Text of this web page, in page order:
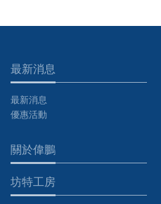
最新消息
最新消息
優惠活動
關於偉鵬
坊特工房